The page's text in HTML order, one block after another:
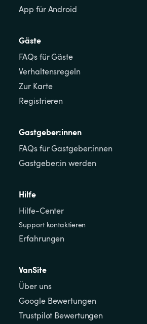
App für Android
Gäste
FAQs für Gäste
Verhaltensregeln
Zur Karte
Registrieren
Gastgeber:innen
FAQs für Gastgeber:innen
Gastgeber:in werden
Hilfe
Hilfe-Center
Support kontaktieren
Erfahrungen
VanSite
Über uns
Google Bewertungen
Trustpilot Bewertungen